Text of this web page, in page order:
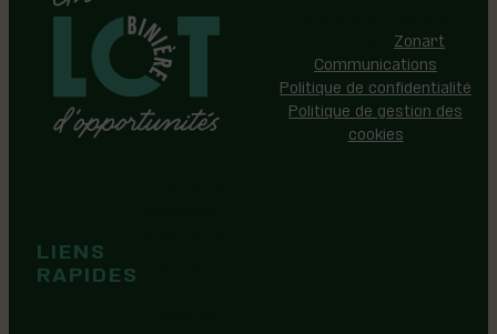
LIENS
RAPIDES
Zonart
Communications
Politique de confidentialité
Politique de gestion des
cookies